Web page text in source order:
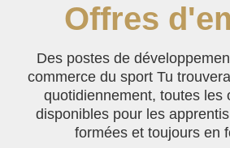
Offres
Des postes de
commerce du sport Tu
quotidiennement, toutes les
disponibles pour les
formées et toujours en